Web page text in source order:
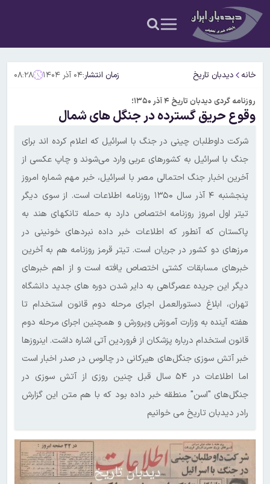
خانه دیدبان تاریخ زمان انتشار:۰۴ آذر ۱۴۰۴ ۰۸:۲۸
روزنامه گردی دیدبان تاریخ ۴ آذر ۱۳۵۰؛
وقوع حریق گسترده در جنگل های شمال
شرکت داوطلبان چینی در جنگ با اسرائیل که اعلام کرده اند برای
جنگ با اسرائیل به کشورهای عربی وارد می‌شوند و چاپ عکسی از
آخرین اخبار جنگ احتمالی مصر با اسرائیل، خبر مهم شماره امروز
پنجشنبه ۴ آذر سال ۱۳۵۰ روزنامه اطلاعات است. از سوی دیگر
تیتر اول امروز روزنامه اختصاص دارد به حمله تانکهای هند به
پاکستان که آنطور که اطلاعات خبر داده نبردهای خونینی در
مرزهای دو کشور در جریان است. تیتر قرمز روزنامه هم به آخرین
خبرهای مسابقات کشتی اختصاص یافته است و از اهم خبرهای
دیگر این جریده عصرگاهی به دایر شدن دوره های جدید دانشگاه
تهران، ابلاغ دستورالعمل اجرای مرحله دوم قانون استخدام تا
هفته آینده به وزارت آموزش وپرورش و همچنین اجرای مرحله دوم
قانون استخدام درباره پزشکان از فروردین آتی اشاره داشت. اینروزها
خبر آتش سوزی جنگل‌های هیرکانی در چالوس در صدر اخبار است
اما اطلاعات در ۵۴ سال قبل چنین روزی از آتش سوزی در
جنگل‌های "اسن" منطقه خبر داده بود که با هم متن این گزارش
رادر دیدبان تاریخ می خوانیم